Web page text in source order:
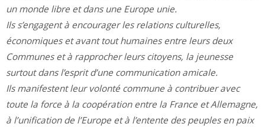
un monde libre et dans une Europe unie.
Ils s’engagent à encourager les relations culturelles,
économiques et avant tout humaines entre leurs deux
Communes et à rapprocher leurs citoyens, la jeunesse
surtout dans l’esprit d’une communication amicale.
Ils manifestent leur volonté commune à contribuer avec
toute la force à la coopération entre la France et Allemagne,
à l’unification de l’Europe et à l’entente des peuples en paix